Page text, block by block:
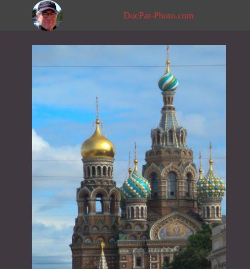
DocPat-Photo.com